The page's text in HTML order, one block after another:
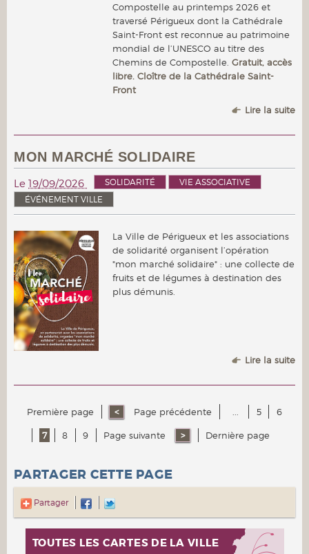
Compostelle au printemps 2026 et
traversé Périgueux dont la Cathédrale
Saint-Front est reconnue au patrimoine
mondial de l’UNESCO au titre des
Chemins de Compostelle. Gratuit, accès
libre. Cloître de la Cathédrale Saint-
Front
Lire la suite
MON MARCHÉ SOLIDAIRE
Le 19/09/2026 SOLIDARITÉ
VIE ASSOCIATIVE
ÉVÉNEMENT VILLE
La Ville de Périgueux et les associations
de solidarité organisent l’opération
"mon marché solidaire" : une collecte de
fruits et de légumes à destination des
plus démunis.
Lire la suite
Première page Page précédente ... 5 6
7 8 9 Page suivante Dernière page
PARTAGER CETTE PAGE
Partager
TOUTES LES CARTES DE LA VILLE